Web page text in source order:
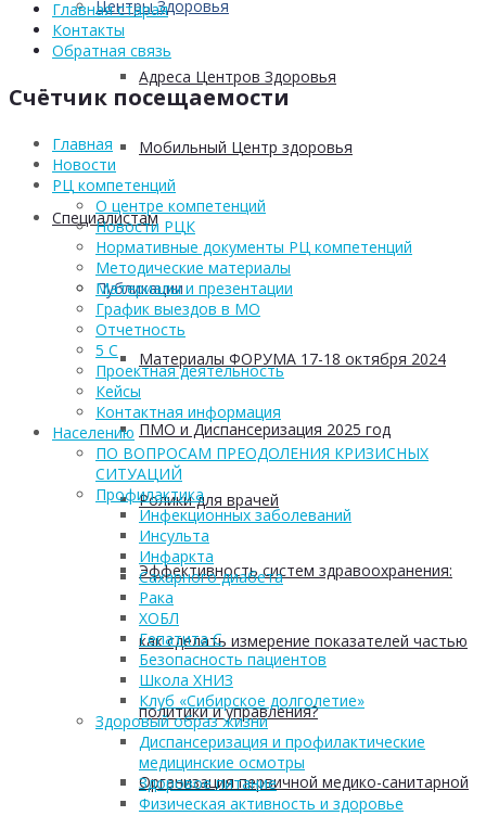
Центры Здоровья
Адреса Центров Здоровья
Мобильный Центр здоровья
Cпециалистам
Публикации
Материалы ФОРУМА 17-18 октября 2024
ПМО и Диспансеризация 2025 год
Ролики для врачей
Эффективность систем здравоохранения:
как сделать измерение показателей частью
политики и управления?
Организация первичной медико-санитарной
Главная старая
Контакты
Обратная связь
Счётчик посещаемости
Главная
Новости
РЦ компетенций
О центре компетенций
Новости РЦК
Нормативные документы РЦ компетенций
Методические материалы
Материалы и презентации
График выездов в МО
Отчетность
5 С
Проектная деятельность
Кейсы
Контактная информация
Населению
ПО ВОПРОСАМ ПРЕОДОЛЕНИЯ КРИЗИСНЫХ
СИТУАЦИЙ
Профилактика
Инфекционных заболеваний
Инсульта
Инфаркта
Сахарного диабета
Рака
ХОБЛ
Гепатита С
Безопасность пациентов
Школа ХНИЗ
Клуб «Сибирское долголетие»
Здоровый образ жизни
Диспансеризация и профилактические
медицинские осмотры
Здоровое питание
Физическая активность и здоровье